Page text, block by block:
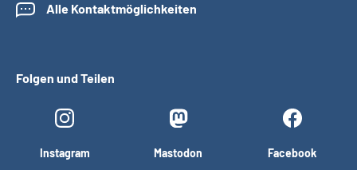
Alle Kontaktmöglichkeiten
Folgen und Teilen
Instagram Mastodon Facebook